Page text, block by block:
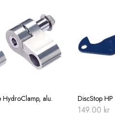
HydroClamp, alu.
DiscStop
149.00 kr